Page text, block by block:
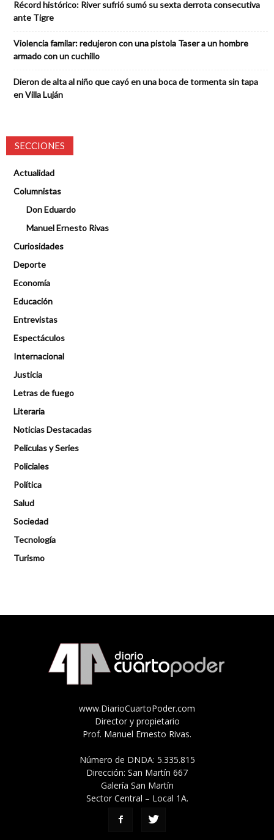
Récord histórico: River sufrió sumó su sexta derrota consecutiva
ante Tigre
Violencia familar: redujeron con una pistola Taser a un hombre
armado con un cuchillo
Dieron de alta al niño que cayó en una boca de tormenta sin tapa
en Villa Luján
SECCIONES
Actualidad
Columnistas
Don Eduardo
Manuel Ernesto Rivas
Curiosidades
Deporte
Economía
Educación
Entrevistas
Espectáculos
Internacional
Justicia
Letras de fuego
Literaria
Noticias Destacadas
Peliculas y Series
Policiales
Política
Salud
Sociedad
Tecnología
Turismo
www.DiarioCuartoPoder.com
Director y propietario
Prof. Manuel Ernesto Rivas.
Número de DNDA: 5.335.815
Dirección: San Martín 667
Galería San Martín
Sector Central – Local 1A.